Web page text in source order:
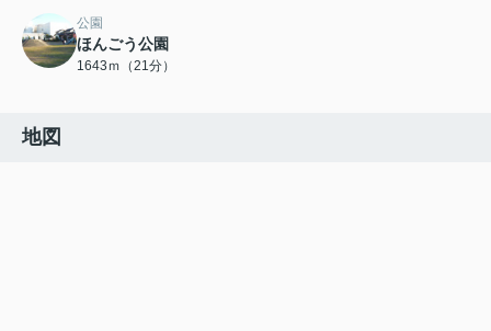
公園
ほんごう公園
1643ｍ（21分）
地図